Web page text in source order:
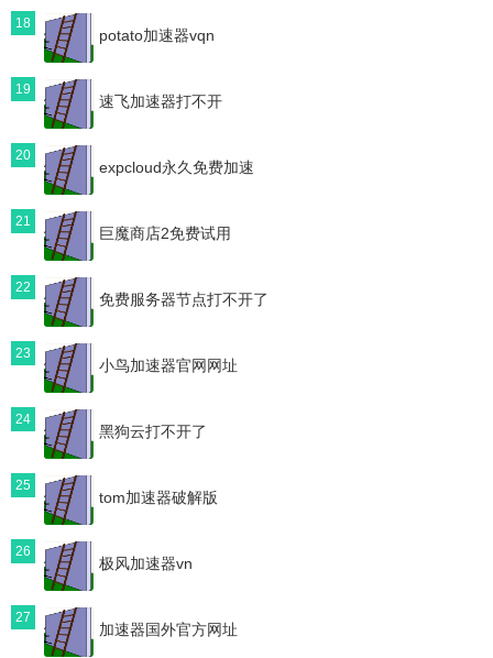
18
potato加速器vqn
19
速飞加速器打不开
20
expcloud永久免费加速
21
巨魔商店2免费试用
22
免费服务器节点打不开了
23
小鸟加速器官网网址
24
黑狗云打不开了
25
tom加速器破解版
26
极风加速器vn
27
加速器国外官方网址